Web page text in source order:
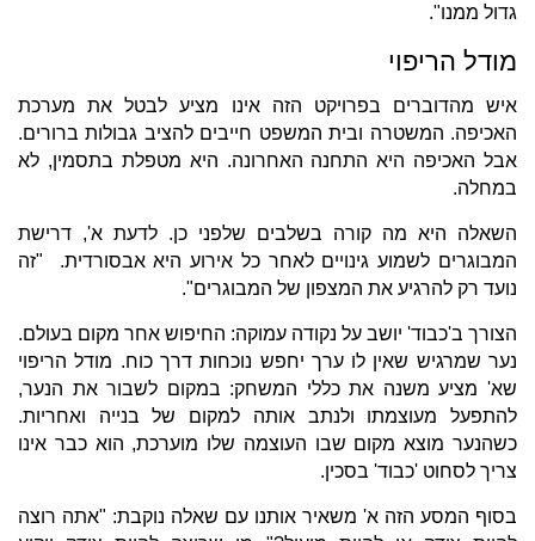
גדול ממנו".
מודל הריפוי
איש מהדוברים בפרויקט הזה אינו מציע לבטל את מערכת
האכיפה. המשטרה ובית המשפט חייבים להציב גבולות ברורים.
אבל האכיפה היא התחנה האחרונה. היא מטפלת בתסמין, לא
במחלה.
השאלה היא מה קורה בשלבים שלפני כן. לדעת א', דרישת
המבוגרים לשמוע גינויים לאחר כל אירוע היא אבסורדית. "זה
נועד רק להרגיע את המצפון של המבוגרים".
הצורך ב'כבוד' יושב על נקודה עמוקה: החיפוש אחר מקום בעולם.
נער שמרגיש שאין לו ערך יחפש נוכחות דרך כוח. מודל הריפוי
שא' מציע משנה את כללי המשחק: במקום לשבור את הנער,
להתפעל מעוצמתו ולנתב אותה למקום של בנייה ואחריות.
כשהנער מוצא מקום שבו העוצמה שלו מוערכת, הוא כבר אינו
צריך לסחוט 'כבוד' בסכין.
בסוף המסע הזה א' משאיר אותנו עם שאלה נוקבת: "אתה רוצה